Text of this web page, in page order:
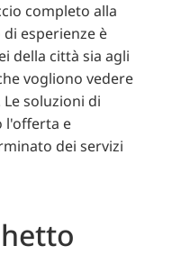
completo alla
esperienze è
della città sia agli
vogliono vedere
soluzioni di
l'offerta e
dei servizi